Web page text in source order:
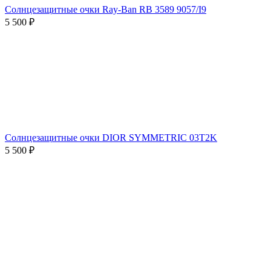
Солнцезащитные очки Ray-Ban RB 3589 9057/I9
5 500 ₽
Солнцезащитные очки DIOR SYMMETRIC 03T2K
5 500 ₽